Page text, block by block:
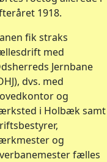
1918.
fik straks
med
Jernbane
dvs. med
og
i Holbæk samt
og
fælles